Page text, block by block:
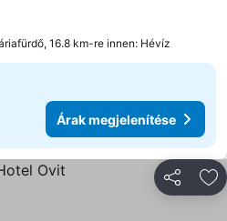
16.8 km-re innen: Hévíz
Árak megjelenítése